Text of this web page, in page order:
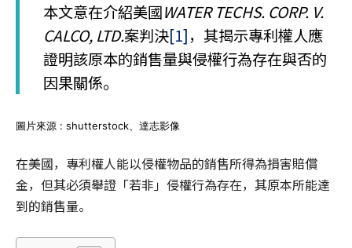
本文意在介紹美國WATER TECHS. CORP. V.
CALCO, LTD.案判決[1]，其揭示專利權人應
證明該原本的銷售量與侵權行為存在與否的
因果關係。
圖片來源 : shutterstock、達志影像
在美國，專利權人能以侵權物品的銷售所得為損害賠償
金，但其必須舉證「若非」侵權行為存在，其原本所能達
到的銷售量。